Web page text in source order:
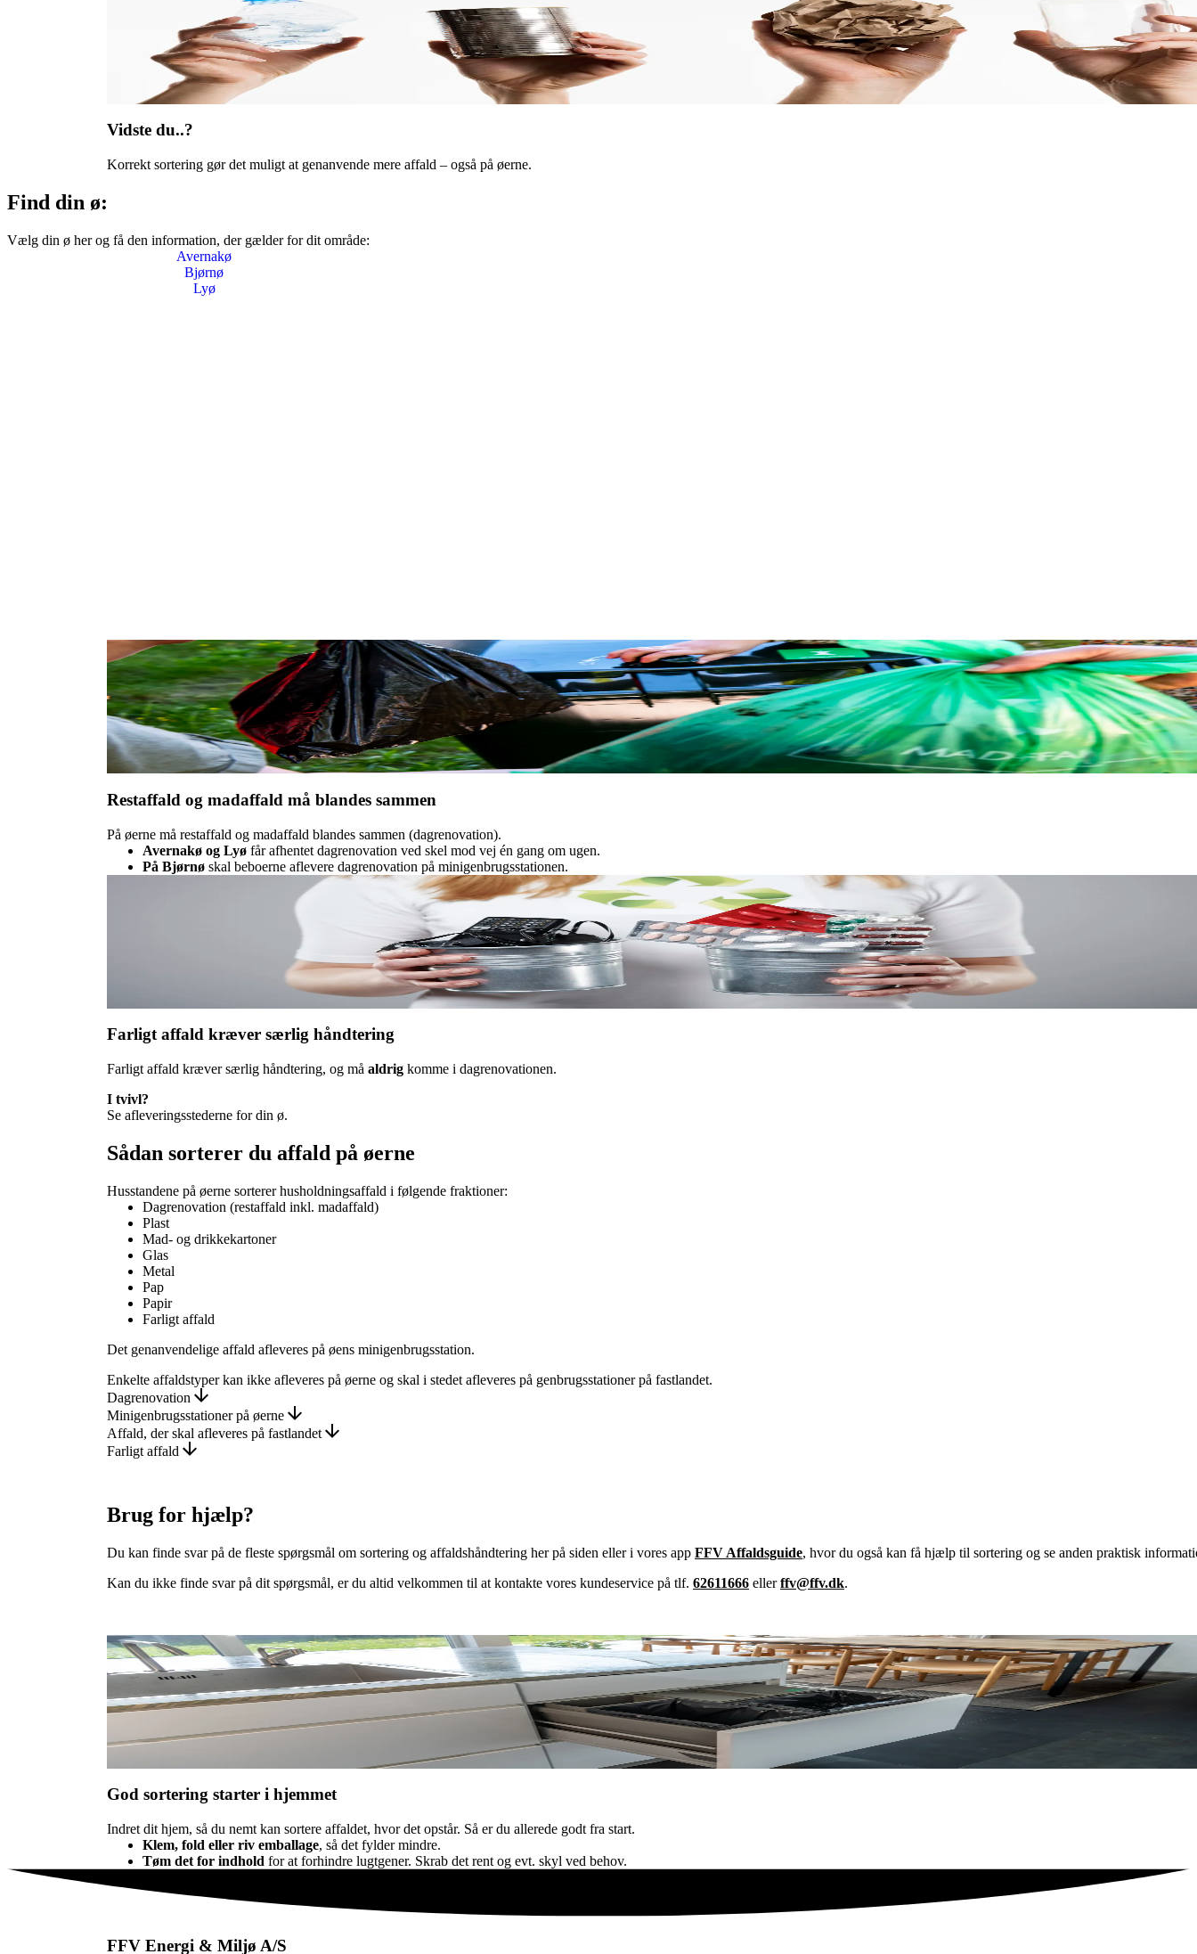
Vidste du..?
Korrekt sortering gør det muligt at genanvende mere affald – også på øerne.
Find din ø:
Vælg din ø her og få den information, der gælder for dit område:
Avernakø
Bjørnø
Lyø
Restaffald og madaffald må blandes sammen
På øerne må restaffald og madaffald blandes sammen (dagrenovation).
Avernakø og Lyø får afhentet dagrenovation ved skel mod vej én gang om ugen.
På Bjørnø skal beboerne aflevere dagrenovation på minigenbrugsstationen.
Farligt affald kræver særlig håndtering
Farligt affald kræver særlig håndtering, og må aldrig komme i dagrenovationen.
I tvivl?
Se afleveringsstederne for din ø.
Sådan sorterer du affald på øerne
Husstandene på øerne sorterer husholdningsaffald i følgende fraktioner:
Dagrenovation (restaffald inkl. madaffald)
Plast
Mad- og drikkekartoner
Glas
Metal
Pap
Papir
Farligt affald
Det genanvendelige affald afleveres på øens minigenbrugsstation.
Enkelte affaldstyper kan ikke afleveres på øerne og skal i stedet afleveres på genbrugsstationer på fastlandet.
Dagrenovation
Minigenbrugsstationer på øerne
Affald, der skal afleveres på fastlandet
Farligt affald
Brug for hjælp?
Du kan finde svar på de fleste spørgsmål om sortering og affaldshåndtering her på siden eller i vores app FFV Affaldsguide, hvor du også kan få hjælp til sortering og se anden praktisk
Kan du ikke finde svar på dit spørgsmål, er du altid velkommen til at kontakte vores kundeservice på tlf. 62611666 ellerffv@ffv.dk.
God sortering starter i hjemmet
Indret dit hjem, så du nemt kan sortere affaldet, hvor det opstår. Så er du allerede godt fra start.
Klem, fold eller riv emballage, så det fylder mindre.
Tøm det for indhold for at forhindre lugtgener. Skrab det rent og evt. skyl ved behov.
FFV Energi & Miljø A/S